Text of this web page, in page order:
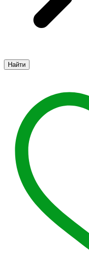
Найти